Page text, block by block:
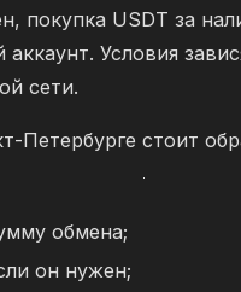
покупка USDT за
Условия
сети.
Петербурге стоит
обмена;
он нужен;